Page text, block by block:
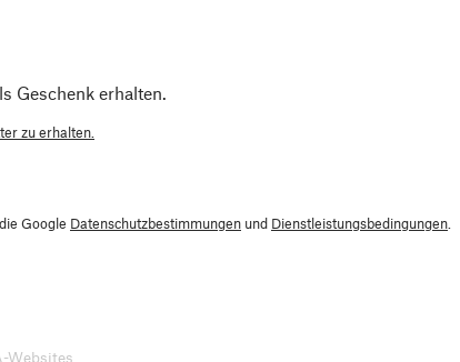
Geschenk erhalten.
zu erhalten.
Google Datenschutzbestimmungen und Dienstleistungsbedingungen.
Websites